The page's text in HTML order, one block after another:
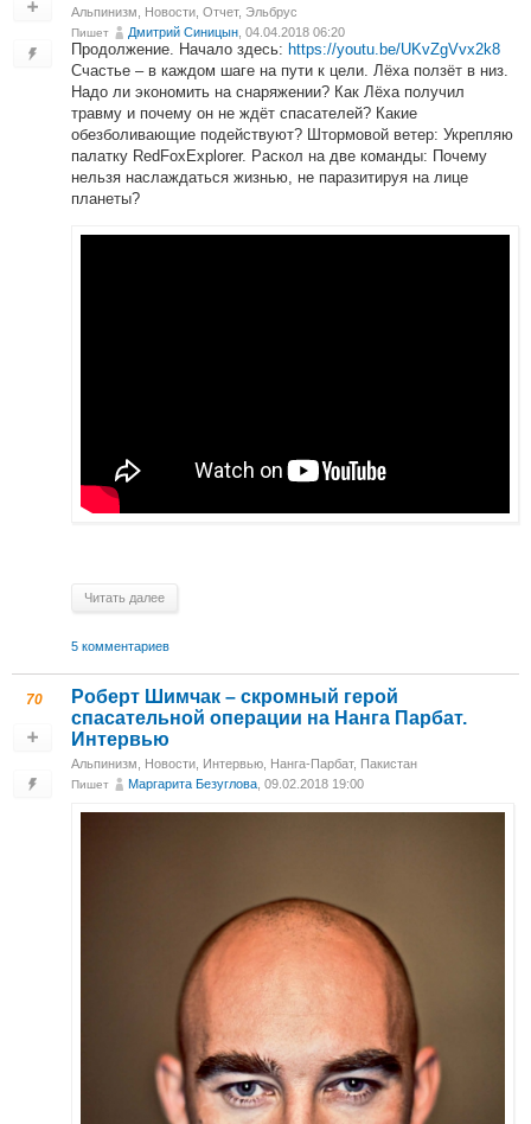
Альпинизм Новости Отчет, Эльбрус
Пишет Дмитрий Синицын , 04.04.2018 06:20
Продолжение. Начало здесь: https://youtu.be/UKvZgVvx2k8
Счастье – в каждом шаге на пути к цели. Лёха ползёт в низ.
Надо ли экономить на снаряжении? Как Лёха получил
травму и почему он не ждёт спасателей? Какие
обезболивающие подействуют? Штормовой ветер: Укрепляю
палатку RedFoxExplorer. Раскол на две команды: Почему
нельзя наслаждаться жизнью, не паразитируя на лице
планеты?
Читать далее
5 комментариев
70
Роберт Шимчак – скромный герой
спасательной операции на Нанга Парбат.
Интервью
Альпинизм Новости Интервью Нанга-Парбат, Пакистан
Пишет Маргарита Безуглова , 09.02.2018 19:00